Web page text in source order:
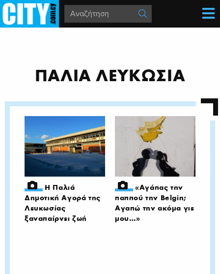
ΠΑΛΙΑ ΛΕΥΚΩΣΙΑ
Η Παλιά
Δημοτική Αγορά της
Λευκωσίας
ξαναπαίρνει ζωή
«Αγάπας την
παππού την Belgin;
Αγαπώ την ακόμα γιε
μου…»